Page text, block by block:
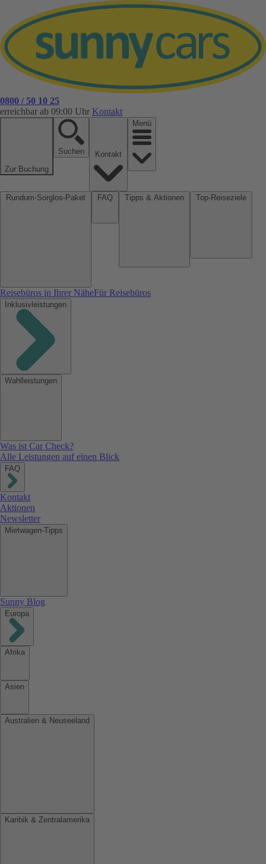
0800 / 50 10 25
erreichbar ab 09:00 Uhr Kontakt
Zur Buchung
Suchen
Menü
Reisebüros in Ihrer NäheFür Reisebüros
Inklusivleistungen
Wahlleistungen
Was ist Car Check?
Alle Leistungen auf einen Blick
FAQ
Kontakt
Aktionen
Newsletter
Mietwagen-Tipps
Sunny Blog
Europa
Afrika
Asien
Australien & Neuseeland
Karibik & Zentralamerika